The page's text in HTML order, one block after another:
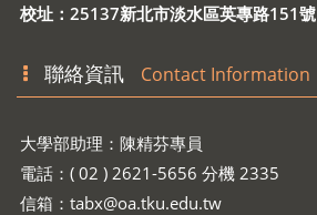
校址：25137新北市淡水區英專路151號
聯絡資訊 Contact Information
大學部助理：陳精芬專員
電話：( 02 ) 2621-5656 分機 2335
信箱： tabx@oa.tku.edu.tw